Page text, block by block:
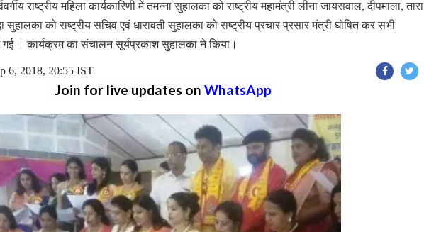
राष्ट्रीय महिला कार्यकारिणी में तमन्ना सुहालका को राष्ट्रीय महामंत्री लीना जायसवाल, दीपमाला, तारा
को राष्ट्रीय सचिव एवं धारावती सुहालका को राष्ट्रीय प्रचार प्रसार मंत्री घोषित कर सभी
गई । कार्यक्रम का संचालन सूर्यप्रकाश सुहालका ने किया।
6, 2018, 20:55 IST
Join for live updates on WhatsApp